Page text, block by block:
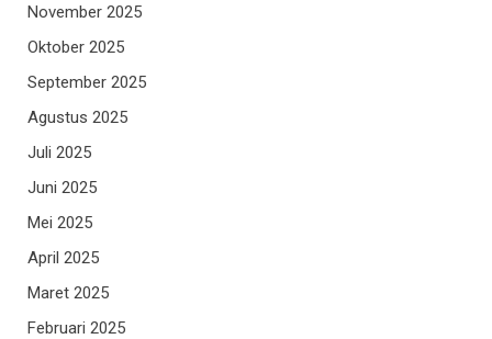
November 2025
Oktober 2025
September 2025
Agustus 2025
Juli 2025
Juni 2025
Mei 2025
April 2025
Maret 2025
Februari 2025